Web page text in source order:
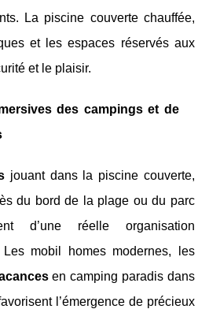
La piscine couverte chauffée,
et les espaces réservés aux
et le plaisir.
des campings et de
jouant dans la piscine couverte,
du bord de la plage ou du parc
d’une réelle organisation
mobil homes modernes, les
en camping paradis dans
l’émergence de précieux